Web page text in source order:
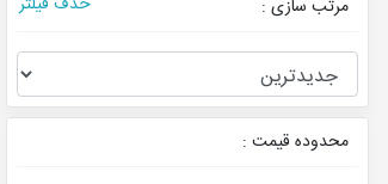
مرتب سازی :
محدوده قیمت :